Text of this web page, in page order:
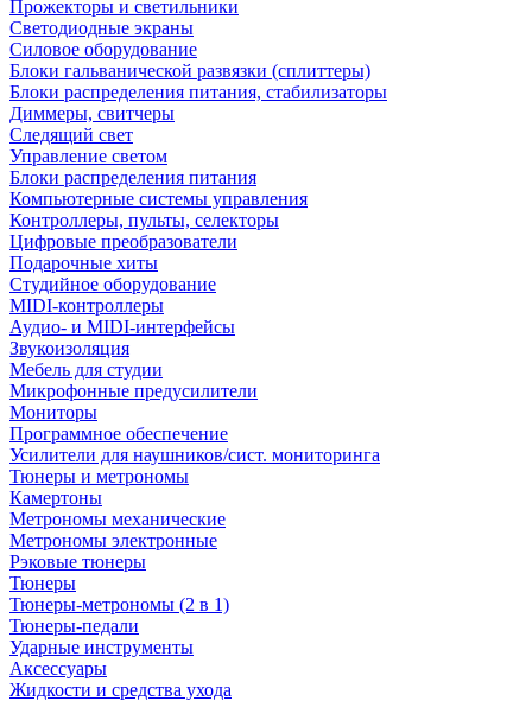
Прожекторы и светильники
Светодиодные экраны
Силовое оборудование
Блоки гальванической развязки (сплиттеры)
Блоки распределения питания, стабилизаторы
Диммеры, свитчеры
Следящий свет
Управление светом
Блоки распределения питания
Компьютерные системы управления
Контроллеры, пульты, селекторы
Цифровые преобразователи
Подарочные хиты
Студийное оборудование
MIDI-контроллеры
Аудио- и MIDI-интерфейсы
Звукоизоляция
Мебель для студии
Микрофонные предусилители
Мониторы
Программное обеспечение
Усилители для наушников/сист. мониторинга
Тюнеры и метрономы
Камертоны
Метрономы механические
Метрономы электронные
Рэковые тюнеры
Тюнеры
Тюнеры-метрономы (2 в 1)
Тюнеры-педали
Ударные инструменты
Аксессуары
Жидкости и средства ухода